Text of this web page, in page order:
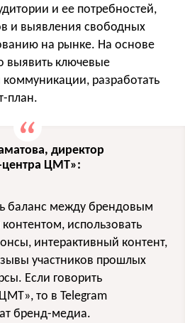
и ее потребностей,
и выявления свободных
на рынке. На основе
выявить ключевые
разработать
план.
директор
центра ЦМТ»:
баланс между брендовым
использовать
интерактивный контент,
участников прошлых
Если говорить
то в Telegram
бренд-медиа.